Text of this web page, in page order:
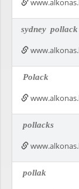
sydney pollack
Polack
pollacks
pollak